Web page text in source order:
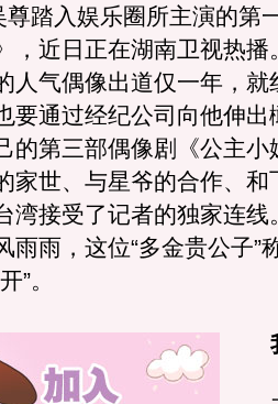
踏入娱乐圈所主演的第
，近日正在湖南卫视热播
人气偶像出道仅一年，就
要通过经纪公司向他伸出
的第三部偶像剧《公主小
家世、与星爷的合作、和
湾接受了记者的独家连线
雨雨，这位“多金贵公子”
”。